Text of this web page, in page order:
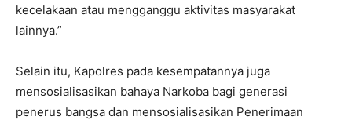
kecelakaan atau mengganggu aktivitas masyarakat
lainnya.”
Selain itu, Kapolres pada kesempatannya juga
mensosialisasikan bahaya Narkoba bagi generasi
penerus bangsa dan mensosialisasikan Penerimaan